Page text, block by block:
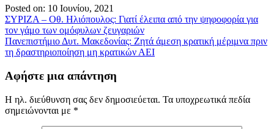
Posted on: 10 Ιουνίου, 2021
Πλοήγηση
άρθρων
ΣΥΡΙΖΑ – Οθ. Ηλιόπουλος: Γιατί έλειπα από την ψηφοφορία για
τον γάμο των ομόφυλων ζευγαριών
Πανεπιστήμιο Δυτ. Μακεδονίας: Ζητά άμεση κρατική μέριμνα πριν
τη δραστηριοποίηση μη κρατικών ΑΕΙ
Αφήστε μια απάντηση
Η ηλ. διεύθυνση σας δεν δημοσιεύεται. Τα υποχρεωτικά πεδία
σημειώνονται με *